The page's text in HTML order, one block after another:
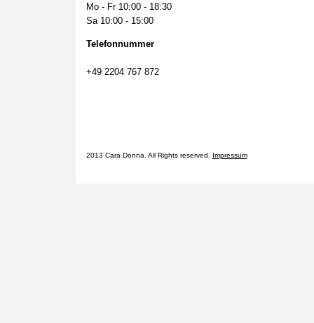
Mo - Fr 10:00 - 18:30
Sa 10:00 - 15:00
Telefonnummer
+49 2204 767 872
2013 Cara Donna. All Rights reserved. Impressum